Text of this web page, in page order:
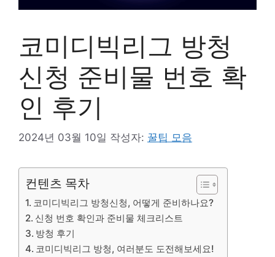
코미디빅리그 방청
신청 준비물 번호 확
인 후기
2024년 03월 10일 작성자: 꿀팁 모음
컨텐츠 목차
코미디빅리그 방청신청, 어떻게 준비하나요?
신청 번호 확인과 준비물 체크리스트
방청 후기
코미디빅리그 방청, 여러분도 도전해보세요!